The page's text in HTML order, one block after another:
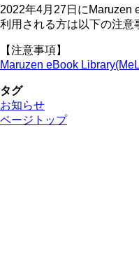
2022年4月27日にMaruzen
利用される方は以下の注意
【注意事項】
Maruzen eBook
タグ
お知らせ
ページトップ